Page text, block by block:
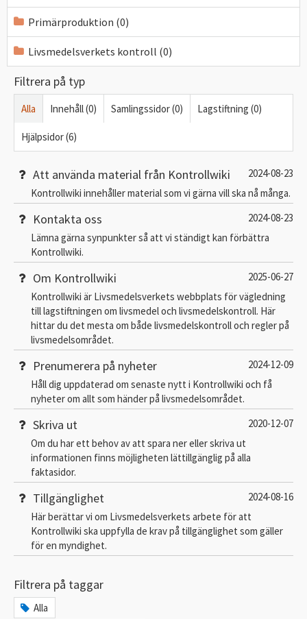
Primärproduktion (0)
Livsmedelsverkets kontroll (0)
Filtrera på typ
Alla Innehåll (0) Samlingssidor (0) Lagstiftning (0)
Hjälpsidor (6)
Att använda material från Kontrollwiki
2024-08-23
Kontrollwiki innehåller material som vi gärna vill ska nå många.
Kontakta oss
2024-08-23
Lämna gärna synpunkter så att vi ständigt kan förbättra
Kontrollwiki.
Om Kontrollwiki
2025-06-27
Kontrollwiki är Livsmedelsverkets webbplats för vägledning
till lagstiftningen om livsmedel och livsmedelskontroll. Här
hittar du det mesta om både livsmedelskontroll och regler på
livsmedelsområdet.
Prenumerera på nyheter
2024-12-09
Håll dig uppdaterad om senaste nytt i Kontrollwiki och få
nyheter om allt som händer på livsmedelsområdet.
Skriva ut
2020-12-07
Om du har ett behov av att spara ner eller skriva ut
informationen finns möjligheten lättillgänglig på alla
faktasidor.
Tillgänglighet
2024-08-16
Här berättar vi om Livsmedelsverkets arbete för att
Kontrollwiki ska uppfylla de krav på tillgänglighet som gäller
för en myndighet.
Filtrera på taggar
Alla